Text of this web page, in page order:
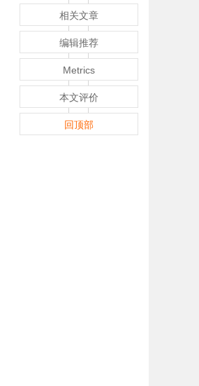
相关文章
编辑推荐
Metrics
本文评价
回顶部